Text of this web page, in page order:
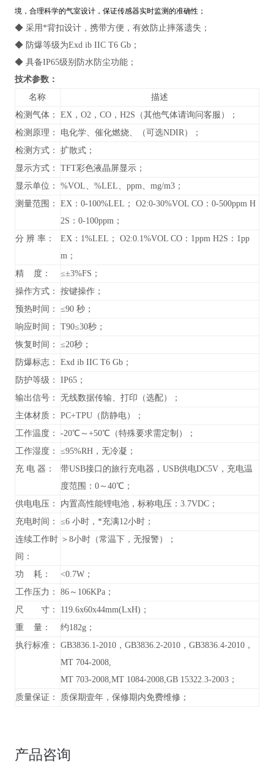
境，合理科学的气室设计，保证传感器实时监测的准确性；
◆ 采用*背扣设计，携带方便，有效防止摔落遗失；
◆ 防爆等级为Exd ib IIC T6 Gb；
◆ 具备IP65级别防水防尘功能；
技术参数：
名称
描述
检测气体：
EX，O2，CO，H2S（其他气体请询问客服）；
检测原理：
电化学、催化燃烧、（可选NDIR）；
检测方式：
扩散式；
显示方式：
TFT彩色液晶屏显示；
显示单位：
%VOL、%LEL、ppm、mg/m3；
测量范围：
EX：0-100%LEL； O2:0-30%VOL CO：0-500ppm H
2S：0-100ppm；
分 辨 率：
EX：1%LEL； O2:0.1%VOL CO：1ppm H2S：1pp
m；
精 度：
≤±3%FS；
操作方式：
按键操作；
预热时间：
≤90 秒；
响应时间：
T90≤30秒；
恢复时间：
≤20秒；
防爆标志：
Exd ib IIC T6Gb；
防护等级：
IP65；
输出信号：
无线数据传输、打印（选配）；
主体材质：
PC+TPU（防静电）；
工作温度：
-20℃～+50℃（特殊要求需定制）；
工作湿度：
≤95%RH，无冷凝；
充 电 器：
带USB接口的旅行充电器，USB供电DC5V，充电温
度范围：0～40℃；
供电电压：
内置高性能锂电池，标称电压：3.7VDC；
充电时间：
≤6 小时，*充满12小时；
连续工作时
间：
＞8小时（常温下，无报警）；
功 耗：
<0.7W；
工作压力：
86～106KPa；
尺 寸：
119.6x60x44mm(LxH)；
重 量：
约182g；
执行标准：
GB3836.1-2010，GB3836.2-2010，GB3836.4-2010，
MT 704-2008,
MT 703-2008,MT 1084-2008,GB 15322.3-2003；
质量保证：
质保期壹年，保修期内免费维修；
产品咨询